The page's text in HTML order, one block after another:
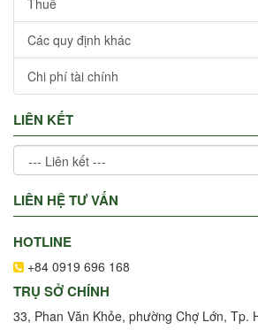
Thuế
Các quy định khác
Chi phí tài chính
LIÊN KẾT
LIÊN HỆ TƯ VẤN
HOTLINE
+84 0919 696 168
TRỤ SỞ CHÍNH
33, Phan Văn Khỏe, phường Chợ Lớn, Tp.